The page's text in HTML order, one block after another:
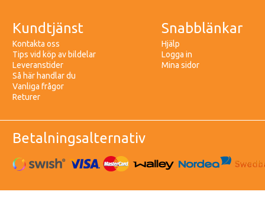
Kundtjänst
Kontakta oss
Tips vid köp av bildelar
Leveranstider
Så här handlar du
Vanliga frågor
Returer
Snabblänkar
Hjälp
Logga in
Mina sidor
Betalningsalternativ